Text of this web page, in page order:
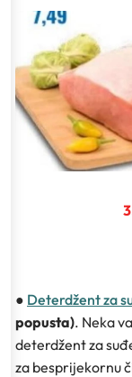
● Deterdžent za
popusta). Neka
deterdžent za
za besprijekornu